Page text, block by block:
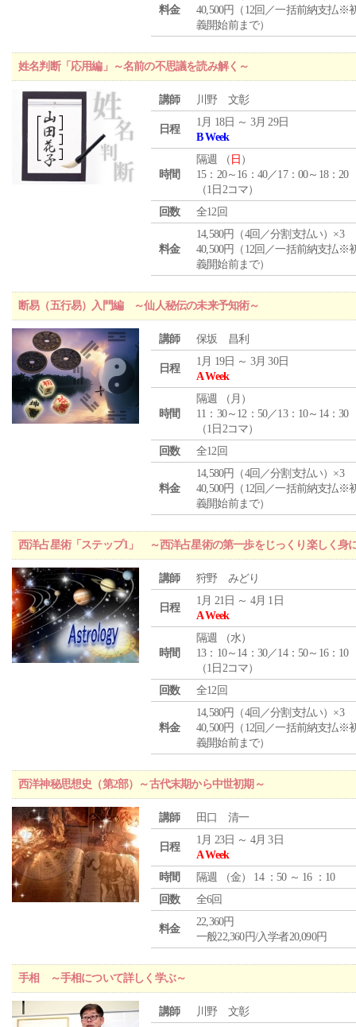
料金
40,500円（12回／一括前納支払※
義開始前まで）
姓名判断「応用編」～名前の不思議を読み解く～
講師 川野 文彰
日程
1月 18日 ～ 3月 29日
B Week
時間
隔週 （ 日 ）
15：20～16：40／17：00～18：20
（1日2コマ）
回数
全12回
料金
14,580円（4回／分割支払い）×3
40,500円（12回／一括前納支払※
義開始前まで）
断易（五行易）入門編 ～仙人秘伝の未来予知術～
講師 保坂 昌利
日程
1月 19日 ～ 3月 30日
A Week
時間
隔週 （ 月 ）
11：30～12：50／13：10～14：30
（1日2コマ）
回数
全12回
料金
14,580円（4回／分割支払い）×3
40,500円（12回／一括前納支払※
義開始前まで）
西洋占星術「ステップ1」 ～西洋占星術の第一歩をじっくり楽しく身
講師 狩野 みどり
日程
1月 21日 ～ 4月 1日
A Week
時間
隔週 （水）
13：10～14：30／14：50～16：10
（1日2コマ）
回数
全12回
料金
14,580円（4回／分割支払い）×3
40,500円（12回／一括前納支払※
義開始前まで）
西洋神秘思想史（第2部）～古代末期から中世初期～
講師 田口 清一
日程
1月 23日 ～ 4月 3日
A Week
時間
隔週 （金） 14 ：50 ～ 16 ：10
回数
全6回
料金
22,360円
一般22,360円/入学者20,090円
手相 ～手相について詳しく学ぶ～
講師 川野 文彰